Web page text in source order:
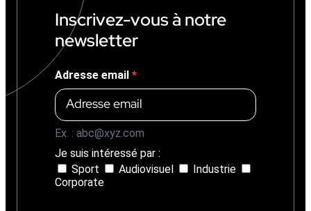
Inscrivez-vous à notre
newsletter
Adresse email
Ex. : abc@xyz.com
Je suis intéressé par :
Sport
Audiovisuel
Industrie
Corporate